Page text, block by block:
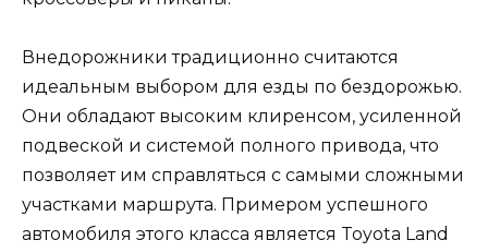
Внедорожники традиционно считаются
идеальным выбором для езды по бездорожью.
Они обладают высоким клиренсом, усиленной
подвеской и системой полного привода, что
позволяет им справляться с самыми сложными
участками маршрута. Примером успешного
автомобиля этого класса является Toyota Land